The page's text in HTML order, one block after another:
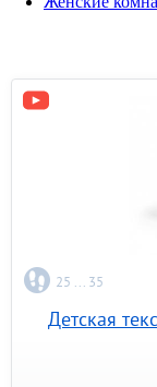
25 ... 35
Детская